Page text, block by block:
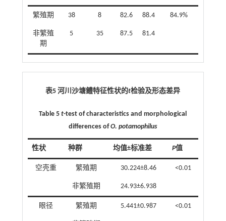
繁殖期 38 8 82.6 88.4 84.9%
非繁殖
期
5 35 87.5 81.4
表5 河川沙塘鳢特征性状的t检验及形态差异
Table 5t-test of characteristics and morphological
differences ofO. potamophilus
性状 种群 均值±标准差 P值
空壳重 繁殖期 30.224±8.46 <0.01
非繁殖期 24.93±6.938
眼径 繁殖期 5.441±0.987 <0.01